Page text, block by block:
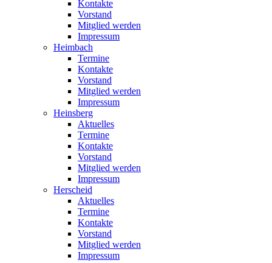
Kontakte
Vorstand
Mitglied werden
Impressum
Heimbach
Termine
Kontakte
Vorstand
Mitglied werden
Impressum
Heinsberg
Aktuelles
Termine
Kontakte
Vorstand
Mitglied werden
Impressum
Herscheid
Aktuelles
Termine
Kontakte
Vorstand
Mitglied werden
Impressum